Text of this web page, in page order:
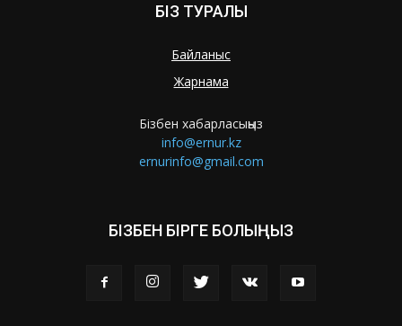
БІЗ ТУРАЛЫ
Байланыс
Жарнама
Бізбен хабарласыңыз
info@ernur.kz
ernurinfo@gmail.com
БІЗБЕН БІРГЕ БОЛЫҢЫЗ